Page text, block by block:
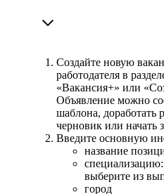
Создайте новую
работодателя в
«Вакансия+» или
Объявление можно
шаблона, доработать
черновик или начать
Введите основную
название
выберите из
город